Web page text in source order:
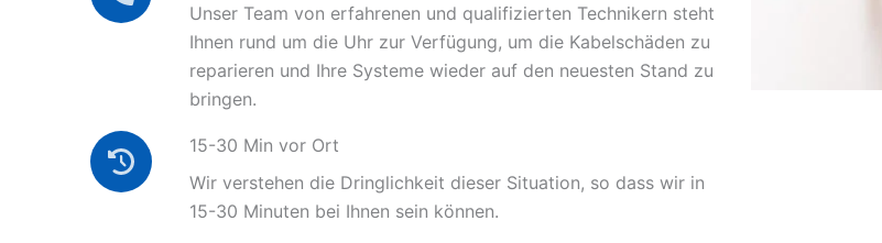
Unser Team von erfahrenen und qualifizierten Technikern steht
Ihnen rund um die Uhr zur Verfügung, um die Kabelschäden zu
reparieren und Ihre Systeme wieder auf den neuesten Stand zu
bringen.
15-30 Min vor Ort
Wir verstehen die Dringlichkeit dieser Situation, so dass wir in
15-30 Minuten bei Ihnen sein können.